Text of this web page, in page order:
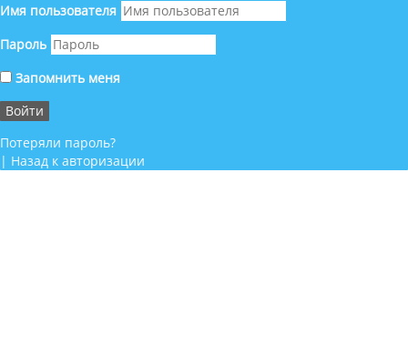
Имя пользователя
Пароль
Запомнить меня
Потеряли пароль?
| Назад к авторизации